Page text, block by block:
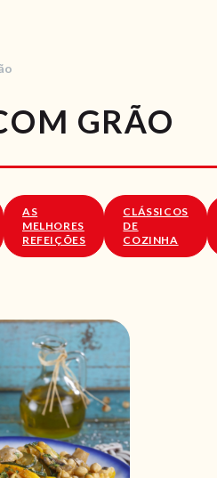
GRÃO
AS
MELHORES
REFEIÇÕES
CLÁSSICOS
DE
COZINHA